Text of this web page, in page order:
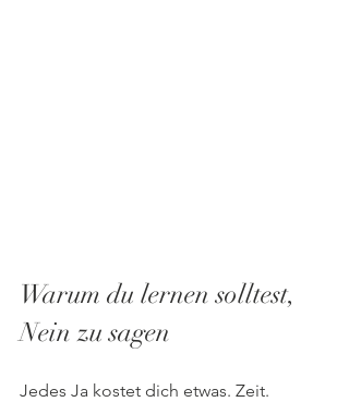
Warum du lernen solltest,
Nein zu sagen
Jedes Ja kostet dich etwas. Zeit.